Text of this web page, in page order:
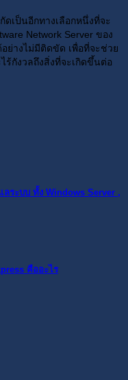
เป็นอีกทางเลือกหนึ่งที่จะ
Network Server ของ
ย่างไม่มีติดขัด เพื่อที่จะช่วย
กังวลถึงสิ่งที่จะเกิดขึ้นต่อ
ระบบ ทั้ง Windows Server ,
คืออะไร